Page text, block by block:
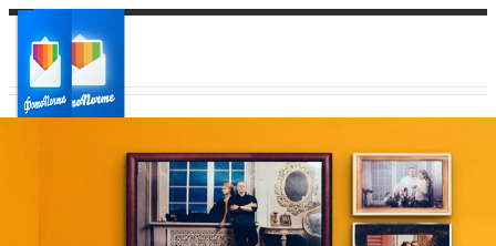
Ваш регион доставки